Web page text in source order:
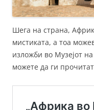
Шега на страна,
мистиката, а тоа
изложби во Музејот
можете да ги